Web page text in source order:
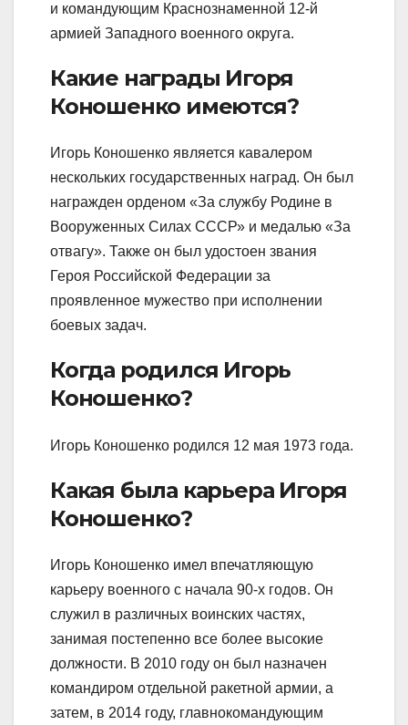
и командующим Краснознаменной 12-й
армией Западного военного округа.
Какие награды Игоря
Коношенко имеются?
Игорь Коношенко является кавалером
нескольких государственных наград. Он был
награжден орденом «За службу Родине в
Вооруженных Силах СССР» и медалью «За
отвагу». Также он был удостоен звания
Героя Российской Федерации за
проявленное мужество при исполнении
боевых задач.
Когда родился Игорь
Коношенко?
Игорь Коношенко родился 12 мая 1973 года.
Какая была карьера Игоря
Коношенко?
Игорь Коношенко имел впечатляющую
карьеру военного с начала 90-х годов. Он
служил в различных воинских частях,
занимая постепенно все более высокие
должности. В 2010 году он был назначен
командиром отдельной ракетной армии, а
затем, в 2014 году, главнокомандующим